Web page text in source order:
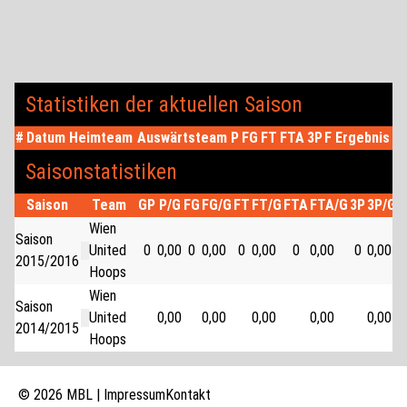
Statistiken der aktuellen Saison
# Datum Heimteam Auswärtsteam P FG FT FTA 3PF Ergebnis
Saisonstatistiken
Saison Team GP P/G FG FG/G FT FT/G FTA FTA/G 3P3P/G
Saison
2015/2016
Wien
United
Hoops
0 0,00 0 0,00 0 0,00 0 0,00 0 0,00
Saison
2014/2015
Wien
United
Hoops
0,00 0,00 0,00 0,00 0,00
© 2026 MBL | ImpressumKontakt